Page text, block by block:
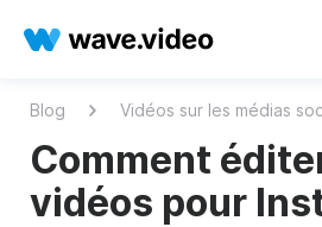
Blog Vidéos sur les médias
Comment
vidéos pour